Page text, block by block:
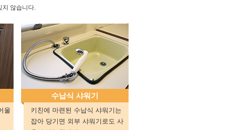
않습니다.
울
수납식 샤워기
키친에 마련된 수납식 샤워기는
잡아 당기면 외부 샤워기로도 사